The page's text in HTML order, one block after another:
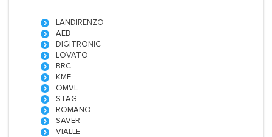
LANDIRENZO
AEB
DIGITRONIC
LOVATO
BRC
KME
OMVL
STAG
ROMANO
SAVER
VIALLE